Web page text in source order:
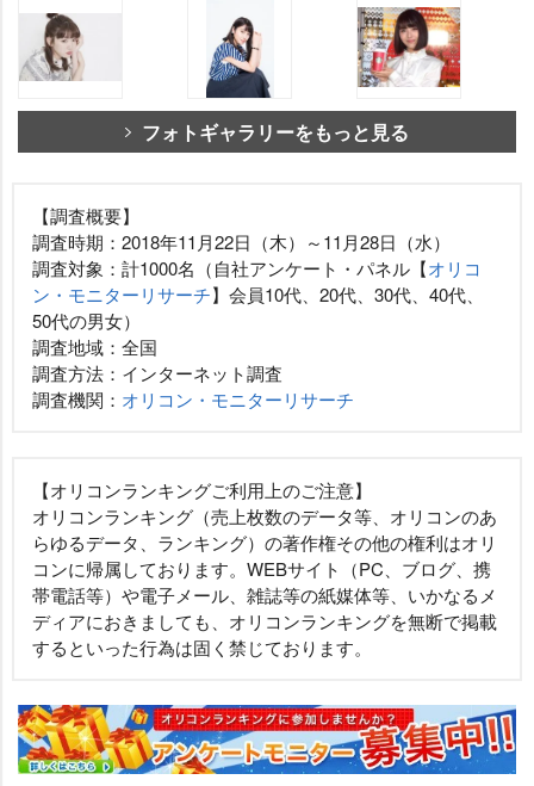
フォトギャラリーをもっと見る
【調査概要】
調査時期：2018年11月22日（木）～11月28日（水）
調査対象：計1000名（自社アンケート・パネル【オリコ
ン・モニターリサーチ】会員10代、20代、30代、40代、
50代の男女）
調査地域：全国
調査方法：インターネット調査
調査機関： オリコン・モニターリサーチ
【オリコンランキングご利用上のご注意】
オリコンランキング（売上枚数のデータ等、オリコンのあ
らゆるデータ、ランキング）の著作権その他の権利はオリ
コンに帰属しております。WEBサイト（PC、ブログ、携
帯電話等）や電子メール、雑誌等の紙媒体等、いかなるメ
ディアにおきましても、オリコンランキングを無断で掲載
するといった行為は固く禁じております。